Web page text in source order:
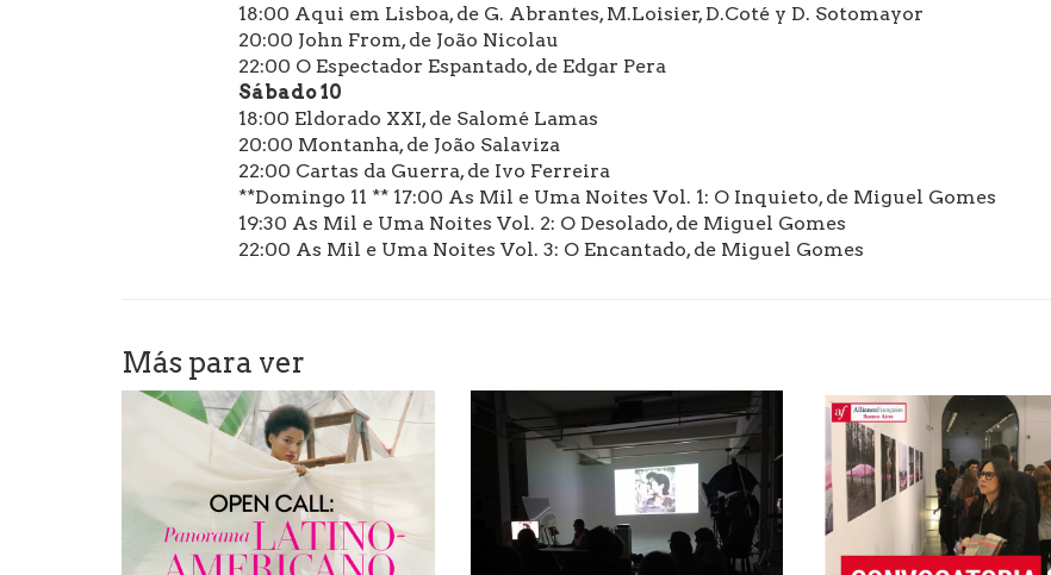
18:00 Aqui em Lisboa, de G. Abrantes, M.Loisier, D.Coté y D. Sotomayor
20:00 John From, de João Nicolau
22:00 O Espectador Espantado, de Edgar Pera
Sábado 10
18:00 Eldorado XXI, de Salomé Lamas
20:00 Montanha, de João Salaviza
22:00 Cartas da Guerra, de Ivo Ferreira
**Domingo 11 ** 17:00 As Mil e Uma Noites Vol. 1: O Inquieto, de Miguel Gomes
19:30 As Mil e Uma Noites Vol. 2: O Desolado, de Miguel Gomes
22:00 As Mil e Uma Noites Vol. 3: O Encantado, de Miguel Gomes
Más para ver